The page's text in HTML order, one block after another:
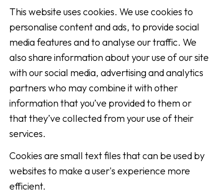
This website uses cookies. We use cookies to
personalise content and ads, to provide social
media features and to analyse our traffic. We
also share information about your use of our site
with our social media, advertising and analytics
partners who may combine it with other
information that you’ve provided to them or
that they’ve collected from your use of their
services.
Cookies are small text files that can be used by
websites to make a user's experience more
efficient.